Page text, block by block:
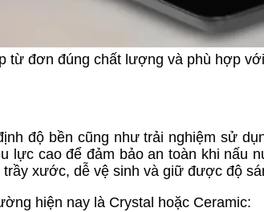
từ đơn đúng chất lượng và phù hợp
độ bền cũng như trải nghiệm sử
lực cao để đảm bảo an toàn khi nấu
xước, dễ vệ sinh và giữ được độ
hiện nay là Crystal hoặc Ceramic: